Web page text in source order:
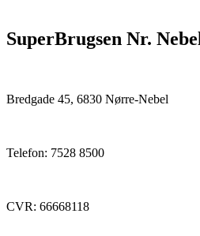
SuperBrugsen Nr. Nebel
Bredgade 45, 6830 Nørre-Nebel
Telefon: 7528 8500
CVR: 66668118